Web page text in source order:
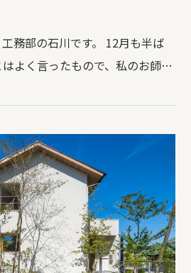
務部の石川です。 12月も半ば
よく言ったもので、私のお師匠